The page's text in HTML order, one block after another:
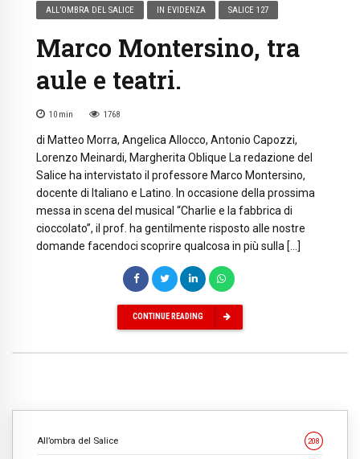
ALL’OMBRA DEL SALICE IN EVIDENZA SALICE 127
Marco Montersino, tra
aule e teatri.
10 min 1768
di Matteo Morra, Angelica Allocco, Antonio Capozzi,
Lorenzo Meinardi, Margherita Oblique La redazione del
Salice ha intervistato il professore Marco Montersino,
docente di Italiano e Latino. In occasione della prossima
messa in scena del musical “Charlie e la fabbrica di
cioccolato”, il prof. ha gentilmente risposto alle nostre
domande facendoci scoprire qualcosa in più sulla […]
CONTINUE READING
All’ombra del Salice 208